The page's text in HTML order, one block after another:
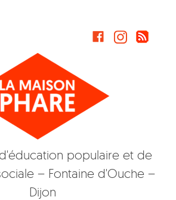
populaire et de
– Fontaine d'Ouche –
Dijon